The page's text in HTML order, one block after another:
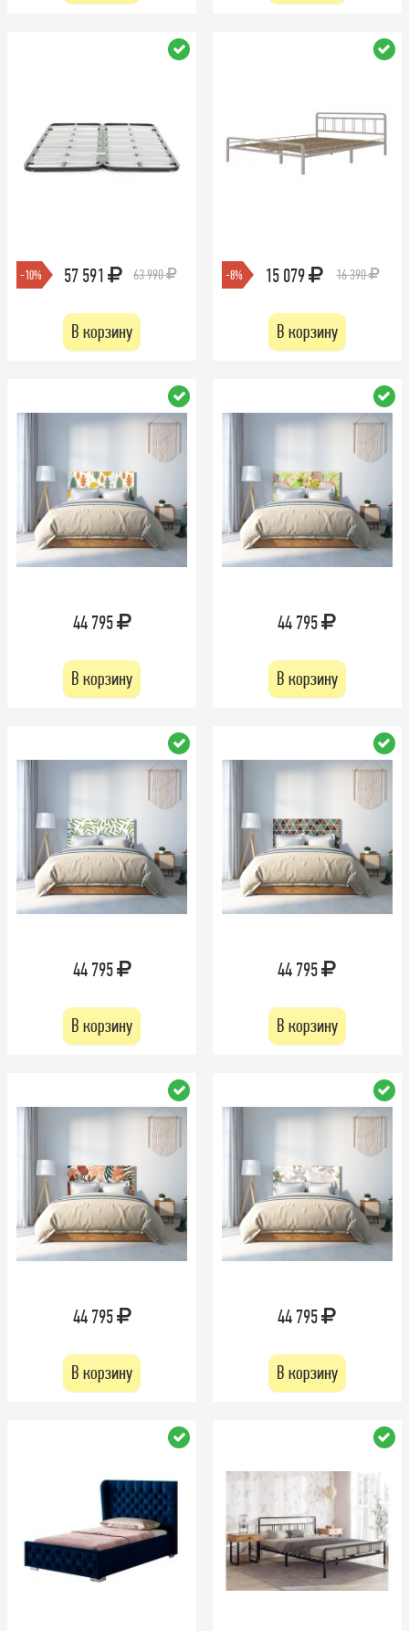
-10% 57 591 63 990
В корзину
-8% 15 079 16 390
В корзину
44 795
В корзину
44 795
В корзину
44 795
В корзину
44 795
В корзину
44 795
В корзину
44 795
В корзину